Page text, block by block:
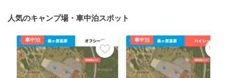
人気のキャンプ場・車中泊スポット
車中泊 車中泊